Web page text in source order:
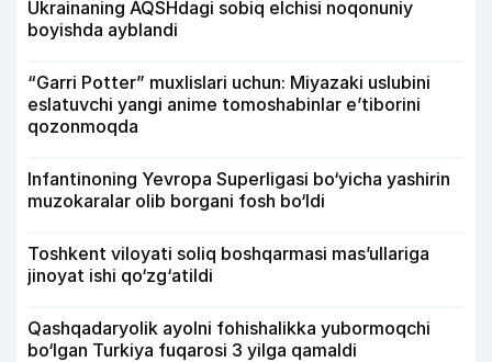
Ukrainaning AQSHdagi sobiq elchisi noqonuniy
boyishda ayblandi
“Garri Potter” muxlislari uchun: Miyazaki uslubini
eslatuvchi yangi anime tomoshabinlar e’tiborini
qozonmoqda
Infantinoning Yevropa Superligasi bo‘yicha yashirin
muzokaralar olib borgani fosh bo‘ldi
Toshkent viloyati soliq boshqarmasi mas’ullariga
jinoyat ishi qo‘zg‘atildi
Qashqadaryolik ayolni fohishalikka yubormoqchi
bo‘lgan Turkiya fuqarosi 3 yilga qamaldi